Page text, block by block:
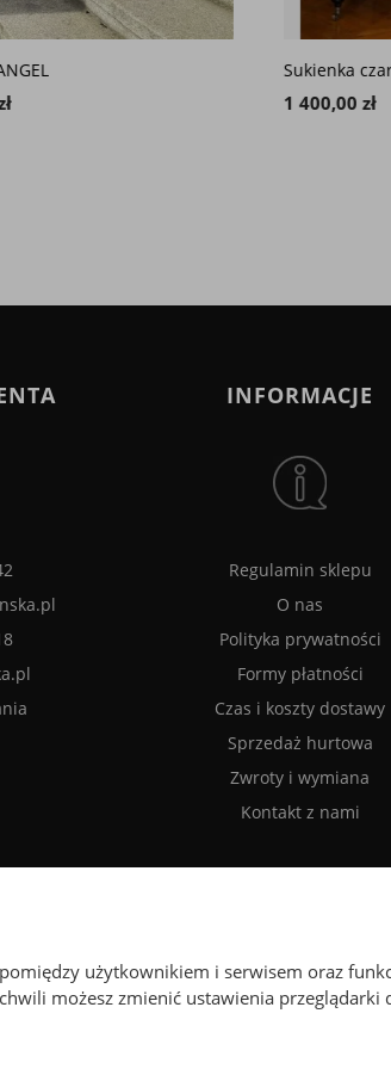
Sukienka czarna CARMEN
INFORMACJE
Regulamin sklepu
O nas
Polityka prywatności
Formy płatności
Czas i koszty dostawy
Sprzedaż hurtowa
Zwroty i wymiana
Kontakt z nami
użytkownikiem i serwisem oraz
możesz zmienić ustawienia przeglądarki